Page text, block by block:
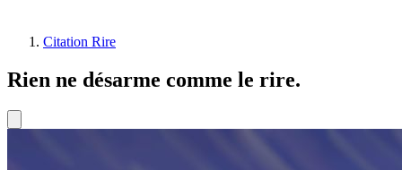
Citation Rire
Rien ne désarme comme le rire.